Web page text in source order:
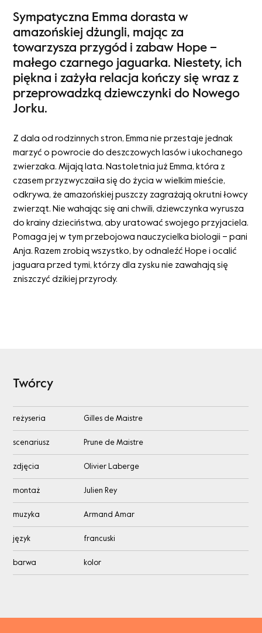
Sympatyczna Emma dorasta w
amazońskiej dżungli, mając za
towarzysza przygód i zabaw Hope –
małego czarnego jaguarka. Niestety, ich
piękna i zażyła relacja kończy się wraz z
przeprowadzką dziewczynki do Nowego
Jorku.
Z dala od rodzinnych stron, Emma nie przestaje jednak
marzyć o powrocie do deszczowych lasów i ukochanego
zwierzaka. Mijają lata. Nastoletnia już Emma, która z
czasem przyzwyczaiła się do życia w wielkim mieście,
odkrywa, że amazońskiej puszczy zagrażają okrutni łowcy
zwierząt. Nie wahając się ani chwili, dziewczynka wyrusza
do krainy dzieciństwa, aby uratować swojego przyjaciela.
Pomaga jej w tym przebojowa nauczycielka biologii – pani
Anja. Razem zrobią wszystko, by odnaleźć Hope i ocalić
jaguara przed tymi, którzy dla zysku nie zawahają się
zniszczyć dzikiej przyrody.
Twórcy
reżyseria Gilles de Maistre
scenariusz Prune de Maistre
zdjęcia Olivier Laberge
montaż Julien Rey
muzyka Armand Amar
język francuski
barwa kolor